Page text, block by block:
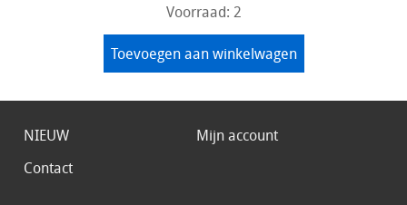
Voorraad: 2
Toevoegen aan winkelwagen
NIEUW
Mijn account
Contact